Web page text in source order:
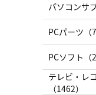
パソコンサ
PCパーツ（
PCソフト（
テレビ・レ
（1462）